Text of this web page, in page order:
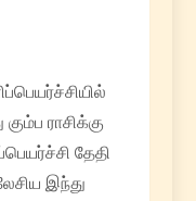
ராசிக்கு
தேதி
இந்து